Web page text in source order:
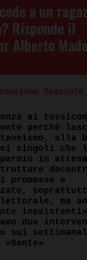
a un
Risponde il
Alberto
Spazio70
ai
perché
alla
singoli che
in
promesse e
ma
due
sui
«Gente»